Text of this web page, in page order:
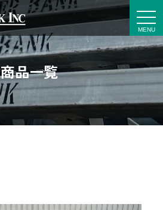
t
o
g
g
l
n
v
g
t
商品一覧